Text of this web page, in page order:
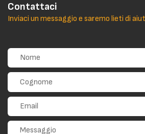
Contattaci
Inviaci un messaggio e saremo lieti di